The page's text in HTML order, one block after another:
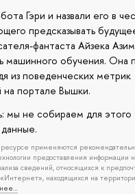
Гэри и назвали его в
предсказывать
фантаста Айзека
машинного обучения. Она
из поведенческих метрик
на портале Вышки.
мы не собираем для этого
применяются
предоставления информации
сведений, относящихся к
находящихся на